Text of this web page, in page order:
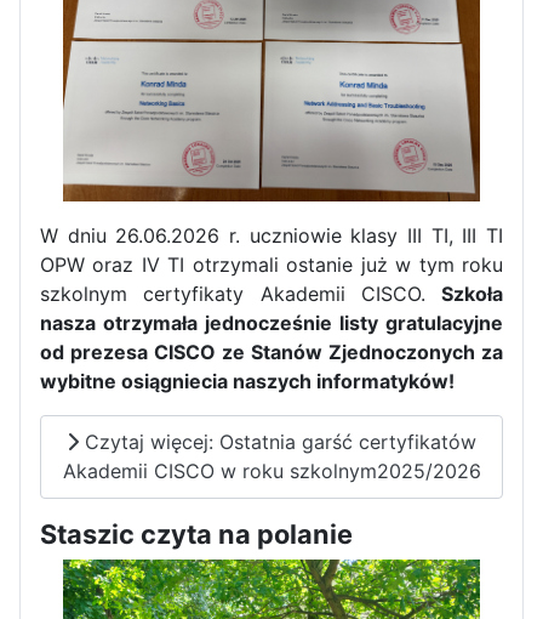
W dniu 26.06.2026 r. uczniowie klasy III TI, III TI
OPW oraz IV TI otrzymali ostanie już w tym roku
szkolnym certyfikaty Akademii CISCO. Szkoła
nasza otrzymała jednocześnie listy gratulacyjne
od prezesa CISCO ze Stanów Zjednoczonych za
wybitne osiągniecia naszych informatyków!
Czytaj więcej: Ostatnia garść certyfikatów
Akademii CISCO w roku szkolnym2025/2026
Staszic czyta na polanie